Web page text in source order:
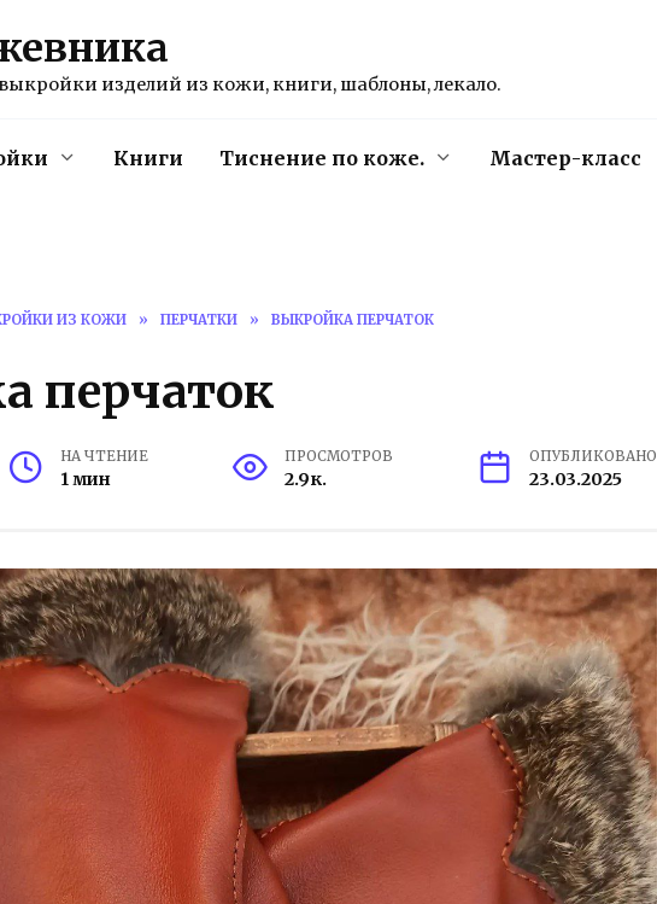
изделий из кожи, книги, шаблоны, лекало.
Книги Тиснение по коже. Мастер-класс
ИЗ КОЖИ » ПЕРЧАТКИ » ВЫКРОЙКА ПЕРЧАТОК
перчаток
НА ЧТЕНИЕ
1 мин
ПРОСМОТРОВ
2.9к.
ОПУБЛИКОВАНО
23.03.2025